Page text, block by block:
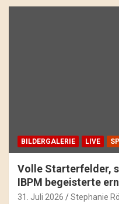
BILDERGALERIE LIVE
Volle Starterfelder,
IBPM begeisterte
31. Juli 2026 Stephanie